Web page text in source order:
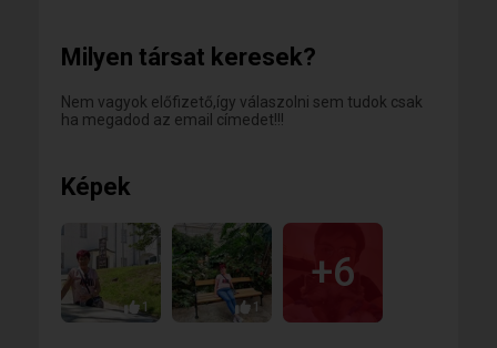
Milyen társat keresek?
Nem vagyok előfizető,így válaszolni sem tudok csak
ha megadod az email címedet!!!
Képek
1 1
+6